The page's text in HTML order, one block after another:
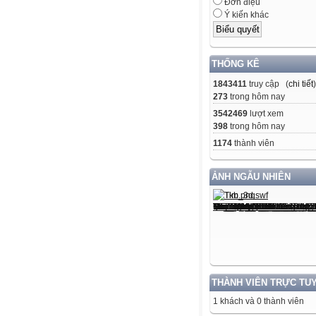
Đơn điệu
Ý kiến khác
THỐNG KÊ
1843411 truy cập (chi tiết)
273 trong hôm nay
3542469 lượt xem
398 trong hôm nay
1174 thành viên
ẢNH NGẪU NHIÊN
THÀNH VIÊN TRỰC
1 khách và 0 thành viên